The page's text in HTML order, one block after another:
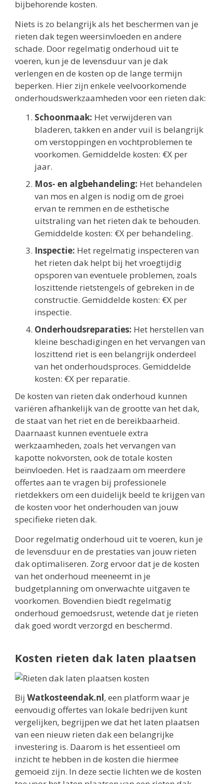
bijbehorende kosten.
Niets is zo belangrijk als het beschermen van je
rieten dak tegen weersinvloeden en andere
schade. Door regelmatig onderhoud uit te
voeren, kun je de levensduur van je dak
verlengen en de kosten op de lange termijn
beperken. Hier zijn enkele veelvoorkomende
onderhoudswerkzaamheden voor een rieten dak:
Schoonmaak: Het verwijderen van
bladeren, takken en ander vuil is belangrijk
om verstoppingen en vochtproblemen te
voorkomen. Gemiddelde kosten: €X per
jaar.
Mos- en algbehandeling: Het behandelen
van mos en algen is nodig om de groei
ervan te remmen en de esthetische
uitstraling van het rieten dak te behouden.
Gemiddelde kosten: €X per behandeling.
Inspectie: Het regelmatig inspecteren van
het rieten dak helpt bij het vroegtijdig
opsporen van eventuele problemen, zoals
loszittende rietstengels of gebreken in de
constructie. Gemiddelde kosten: €X per
inspectie.
Onderhoudsreparaties: Het herstellen van
kleine beschadigingen en het vervangen van
loszittend riet is een belangrijk onderdeel
van het onderhoudsproces. Gemiddelde
kosten: €X per reparatie.
De kosten van rieten dak onderhoud kunnen
variëren afhankelijk van de grootte van het dak,
de staat van het riet en de bereikbaarheid.
Daarnaast kunnen eventuele extra
werkzaamheden, zoals het vervangen van
kapotte nokvorsten, ook de totale kosten
beïnvloeden. Het is raadzaam om meerdere
offertes aan te vragen bij professionele
rietdekkers om een duidelijk beeld te krijgen van
de kosten voor het onderhouden van jouw
specifieke rieten dak.
Door regelmatig onderhoud uit te voeren, kun je
de levensduur en de prestaties van jouw rieten
dak optimaliseren. Zorg ervoor dat je de kosten
van het onderhoud meeneemt in je
budgetplanning om onverwachte uitgaven te
voorkomen. Bovendien biedt regelmatig
onderhoud gemoedsrust, wetende dat je rieten
dak goed wordt verzorgd en beschermd.
Kosten rieten dak laten plaatsen
Bij Watkosteendak.nl, een platform waar je
eenvoudig offertes van lokale bedrijven kunt
vergelijken, begrijpen we dat het laten plaatsen
van een nieuw rieten dak een belangrijke
investering is. Daarom is het essentieel om
inzicht te hebben in de kosten die hiermee
gemoeid zijn. In deze sectie lichten we de kosten